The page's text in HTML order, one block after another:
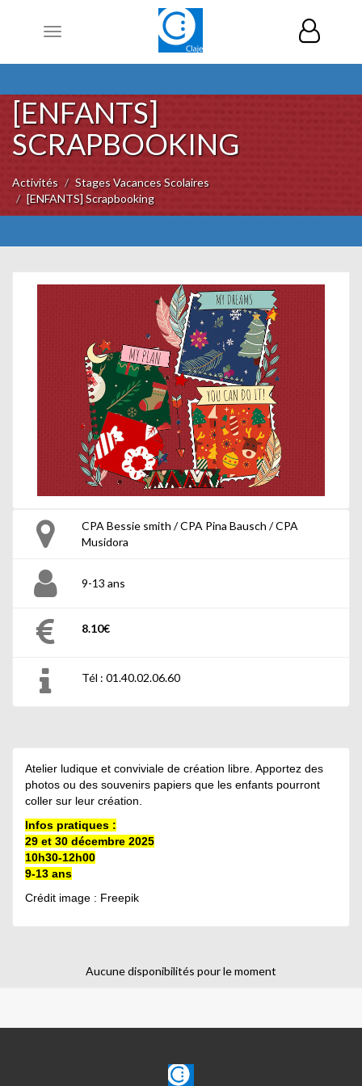
Toggle
[ENFANTS]
SCRAPBOOKING
Activités
Stages Vacances Scolaires
[ENFANTS] Scrapbooking
CPA Bessie smith / CPA Pina Bausch / CPA
Musidora
9-13 ans
8.10€
Tél : 01.40.02.06.60
Atelier ludique et conviviale de création libre. Apportez des
photos ou des souvenirs papiers que les enfants pourront
coller sur leur création.
Infos pratiques :
29 et 30 décembre 2025
10h30-12h00
9-13 ans
Crédit image : Freepik
Aucune disponibilités pour le moment
CLAJE